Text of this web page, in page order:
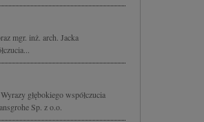
mgr. inż. arch. Jacka
głębokiego współczucia
Sp. z o.o.